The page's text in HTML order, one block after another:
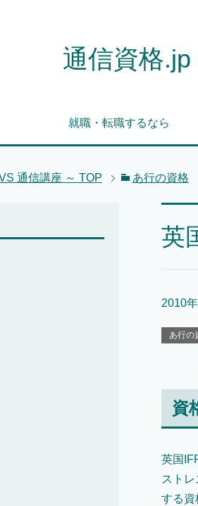
通信資格
就職・転職するなら
通信講座 ～ TOP あ行の資格
英
2010
あ行の
資
英国
スト
する資